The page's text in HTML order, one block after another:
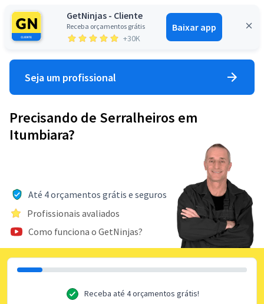
GetNinjas - Cliente
Receba orçamentos grátis
+30K
Baixar app
Entrar
Seja um profissional
Precisando de Serralheiros em
Itumbiara?
Até 4 orçamentos grátis e seguros
Profissionais avaliados
Como funciona o GetNinjas?
Receba até 4 orçamentos grátis!